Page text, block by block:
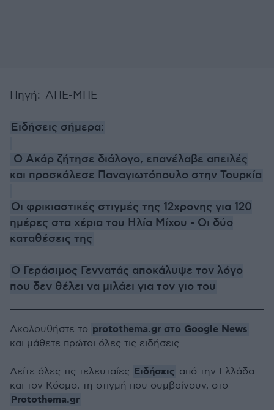
Πηγή: ΑΠΕ-ΜΠΕ
Ειδήσεις σήμερα:
Ο Ακάρ ζήτησε διάλογο, επανέλαβε απειλές
και προσκάλεσε Παναγιωτόπουλο στην Τουρκία
Οι φρικιαστικές στιγμές της 12χρονης για 120
ημέρες στα χέρια του Ηλία Μίχου - Οι δύο
καταθέσεις της
Ο Γεράσιμος Γεννατάς αποκάλυψε τον λόγο
που δεν θέλει να μιλάει για τον γιο του
Ακολουθήστε το protothema.gr στο Google News
και μάθετε πρώτοι όλες τις ειδήσεις
Δείτε όλες τις τελευταίες Ειδήσεις από την Ελλάδα
και τον Κόσμο, τη στιγμή που συμβαίνουν, στο
Protothema.gr